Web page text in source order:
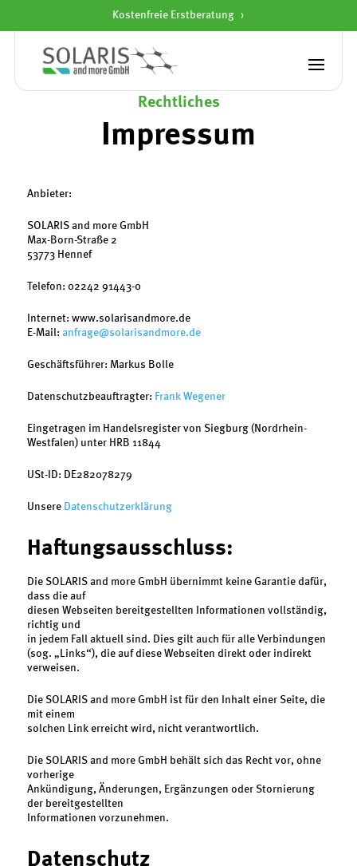
Kostenfreie Erstberatung
Impressum
Rechtliches
Impressum
Anbieter:
SOLARIS and more GmbH
Max-Born-Straße 2
53773 Hennef
Telefon: 02242 91443-0
Internet: www.solarisandmore.de
E-Mail:anfrage@solarisandmore.de
Geschäftsführer: Markus Bolle
Datenschutzbeauftragter: Frank Wegener
Eingetragen im Handelsregister von Siegburg (Nordrhein-
Westfalen) unter HRB 11844
USt-ID: DE282078279
Unsere Datenschutzerklärung
Haftungsausschluss:
Die SOLARIS and more GmbH übernimmt keine Garantie dafür,
dass die auf
diesen Webseiten bereitgestellten Informationen vollständig,
richtig und
in jedem Fall aktuell sind. Dies gilt auch für alle Verbindungen
(sog. „Links“), die auf diese Webseiten direkt oder indirekt
verweisen.
Die SOLARIS and more GmbH ist für den Inhalt einer Seite, die
mit einem
solchen Link erreicht wird, nicht verantwortlich.
Die SOLARIS and more GmbH behält sich das Recht vor, ohne
vorherige
Ankündigung, Änderungen, Ergänzungen oder Stornierung
der bereitgestellten
Informationen vorzunehmen.
Datenschutz